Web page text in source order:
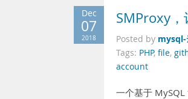
Dec
07
2018
SMProxy，
Posted by mysql-
Tags: PHP, file,
account
一个基于 MySQL